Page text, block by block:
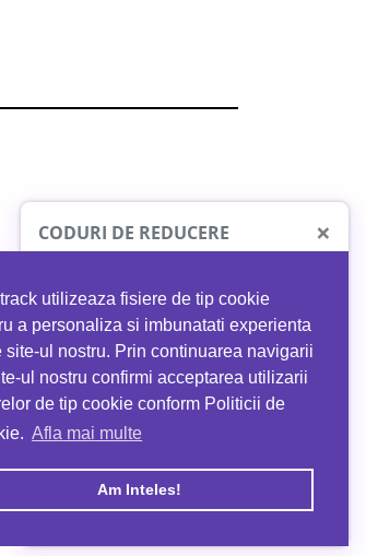
utilizeaza fisiere de tip cookie
a personaliza si imbunatati experienta
site-ul nostru. Prin continuarea navigarii
ul nostru confirmi acceptarea utilizarii
de tip cookie conform Politicii de
Afla mai multe
Am Inteles!
CODURI DE REDUCERE ×
MYPROTEIN
Ai40%reducere la orice comandă
folosind codul EATTRACK